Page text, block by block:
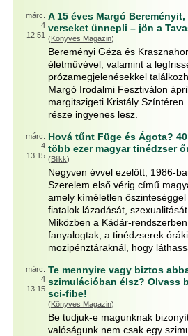
márc.
4
12:51
A 15 éves Margó
verseket ünnepli – jön a
(Könyves Magazin)
Bereményi Géza és
életművével, valamint a
prózamegjelenésekkel
Margó Irodalmi Fesztiválon
margitszigeti Kristály
része ingyenes lesz.
márc.
4
13:15
Hová tűnt Füge és Ágota?
több ezer magyar tinédzser
(Blikk)
Negyven évvel ezelőtt, 1986-
Szerelem első vérig című
amely kíméletlen
fiatalok lázadását,
Miközben a Kádár-
fanyalogtak, a tinédzserek
mozipénztáraknál, hogy
márc.
4
13:15
Te mennyire vagy biztos
szimulációban élsz? Olvass
sci-fibe!
(Könyves Magazin)
Be tudjuk-e magunknak
valóságunk nem csak egy